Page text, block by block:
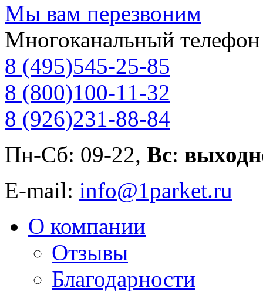
Мы вам перезвоним
Многоканальный телефон
8 (495)545-25-85
8 (800)100-11-32
8 (926)231-88-84
Пн-Сб: 09-22, Вс:
E-mail: info@1parket.ru
О компании
Отзывы
Благодарности